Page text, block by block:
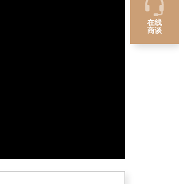
在线
商谈